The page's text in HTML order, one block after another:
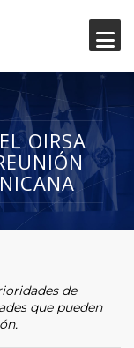
OIRSA
de
que pueden